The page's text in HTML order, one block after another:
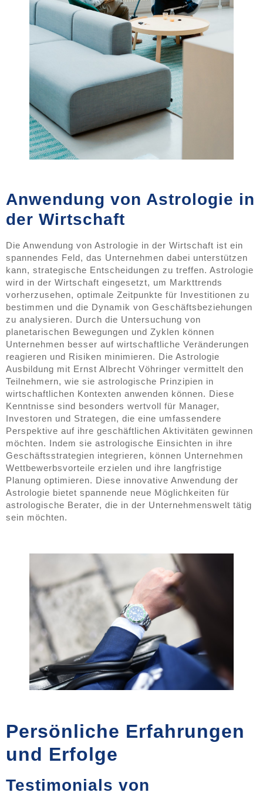
Anwendung von Astrologie in
der Wirtschaft
Die Anwendung von Astrologie in der Wirtschaft ist ein
spannendes Feld, das Unternehmen dabei unterstützen
kann, strategische Entscheidungen zu treffen. Astrologie
wird in der Wirtschaft eingesetzt, um Markttrends
vorherzusehen, optimale Zeitpunkte für Investitionen zu
bestimmen und die Dynamik von Geschäftsbeziehungen
zu analysieren. Durch die Untersuchung von
planetarischen Bewegungen und Zyklen können
Unternehmen besser auf wirtschaftliche Veränderungen
reagieren und Risiken minimieren. Die Astrologie
Ausbildung mit Ernst Albrecht Vöhringer vermittelt den
Teilnehmern, wie sie astrologische Prinzipien in
wirtschaftlichen Kontexten anwenden können. Diese
Kenntnisse sind besonders wertvoll für Manager,
Investoren und Strategen, die eine umfassendere
Perspektive auf ihre geschäftlichen Aktivitäten gewinnen
möchten. Indem sie astrologische Einsichten in ihre
Geschäftsstrategien integrieren, können Unternehmen
Wettbewerbsvorteile erzielen und ihre langfristige
Planung optimieren. Diese innovative Anwendung der
Astrologie bietet spannende neue Möglichkeiten für
astrologische Berater, die in der Unternehmenswelt tätig
sein möchten.
Persönliche Erfahrungen
und Erfolge
Testimonials von